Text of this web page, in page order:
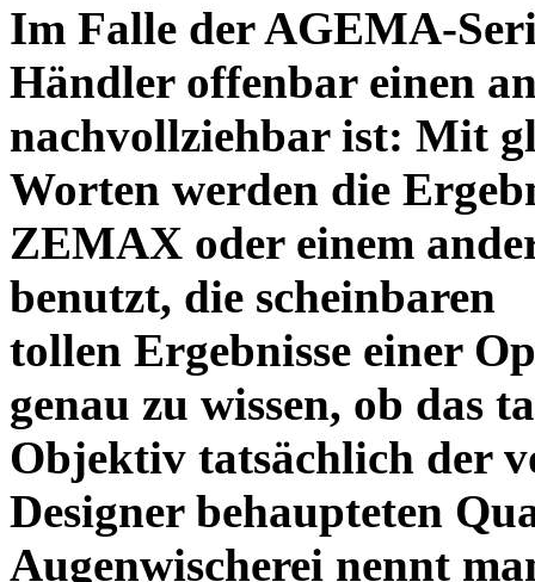
Im Falle der AGEMA-
Händler offenbar einen
nachvollziehbar ist: Mit
Worten werden die
ZEMAX oder einem
benutzt, die scheinbaren
tollen Ergebnisse einer
genau zu wissen, ob das
Objektiv tatsächlich der
Designer behaupteten
Augenwischerei nennt